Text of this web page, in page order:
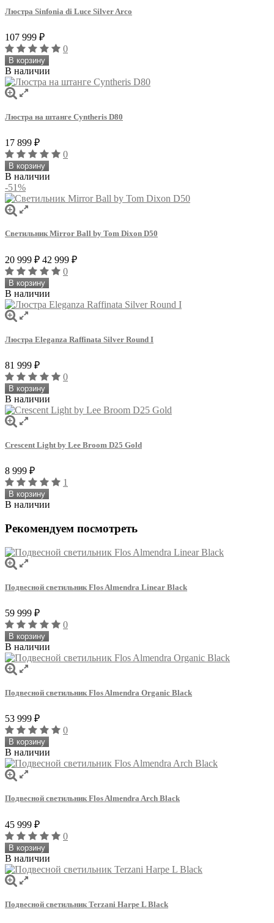
Люстра Sinfonia di Luce Silver Arco
107 999 ₽
0
В корзину
В наличии
Люстра на штанге Cyntheris D80
17 899 ₽
0
В корзину
В наличии
-51%
Светильник Mirror Ball by Tom Dixon D50
20 999 ₽ 42 999 ₽
0
В корзину
В наличии
Люстра Eleganza Raffinata Silver Round I
81 999 ₽
0
В корзину
В наличии
Crescent Light by Lee Broоm D25 Gold
8 999 ₽
1
В корзину
В наличии
Рекомендуем посмотреть
Подвесной светильник Flos Almendra Linear Black
59 999 ₽
0
В корзину
В наличии
Подвесной светильник Flos Almendra Organic Black
53 999 ₽
0
В корзину
В наличии
Подвесной светильник Flos Almendra Arch Black
45 999 ₽
0
В корзину
В наличии
Подвесной светильник Terzani Harpe L Black